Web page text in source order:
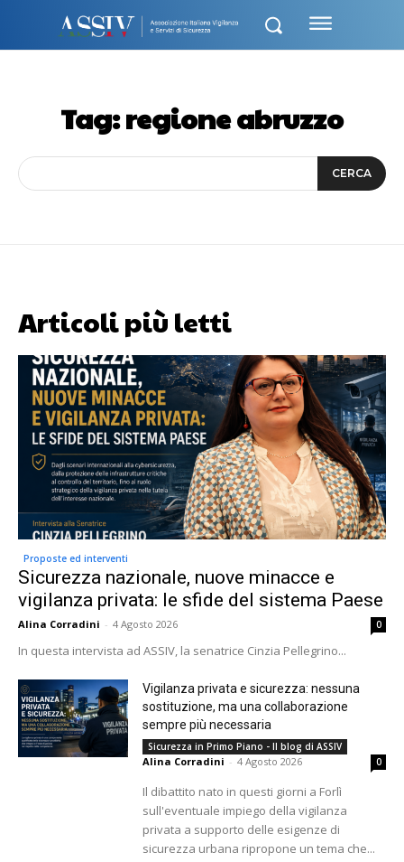
Tag:regione abruzzo
CERCA
Articoli più letti
Proposte ed interventi
Sicurezza nazionale, nuove minacce e
vigilanza privata: le sfide del sistema Paese
Alina Corradini - 4 Agosto 2026 0
In questa intervista ad ASSIV, la senatrice Cinzia Pellegrino...
Vigilanza privata e sicurezza: nessuna
sostituzione, ma una collaborazione
sempre più necessaria
Sicurezza in Primo Piano - Il blog di ASSIV
Alina Corradini - 4 Agosto 2026 0
Il dibattito nato in questi giorni a Forlì
sull'eventuale impiego della vigilanza
privata a supporto delle esigenze di
sicurezza urbana ripropone un tema che...